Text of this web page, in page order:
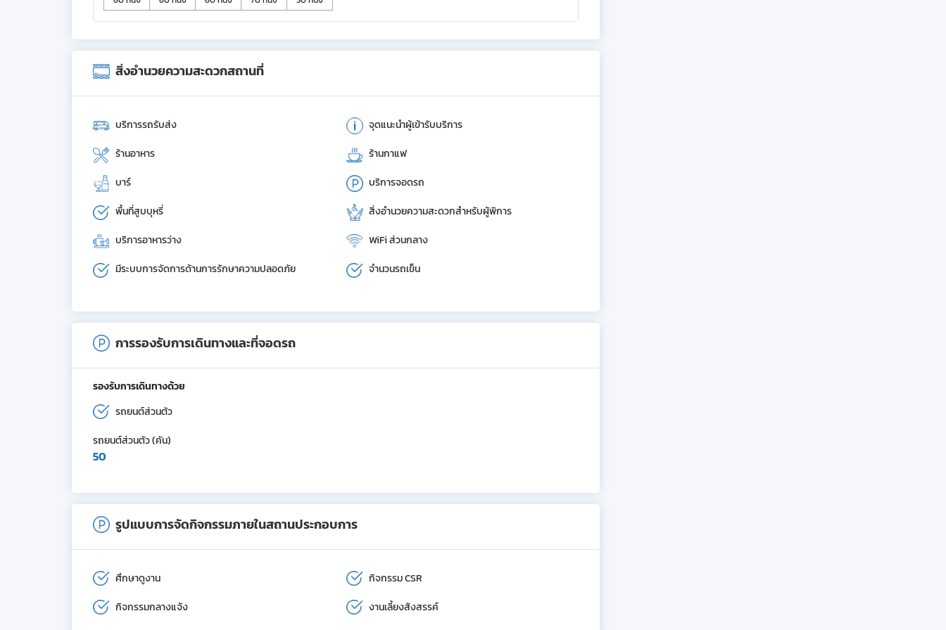
สิ่งอำนวยความสะดวกสถานที่
บริการรถรับส่ง
จุดแนะนำผู้เข้ารับบริการ
ร้านอาหาร
ร้านกาแฟ
บาร์
บริการจอดรถ
พื้นที่สูบบุหรี่
สิ่งอำนวยความสะดวกสำหรับผู้พิการ
บริการอาหารว่าง
WiFi ส่วนกลาง
มีระบบการจัดการด้านการรักษาความปลอดภัย
จำนวนรถเข็น
การรองรับการเดินทางและที่จอดรถ
รองรับการเดินทางด้วย
รถยนต์ส่วนตัว
รถยนต์ส่วนตัว (คัน)
50
รูปแบบการจัดกิจกรรมภายในสถานประกอบการ
ศึกษาดูงาน
กิจกรรม CSR
กิจกรรมกลางแจ้ง
งานเลี้ยงสังสรรค์